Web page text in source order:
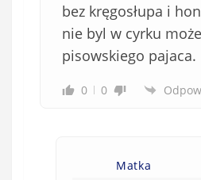
bez kręgosłupa i
nie byl w cyrku
pisowskiego pajaca.
0 0
Matka